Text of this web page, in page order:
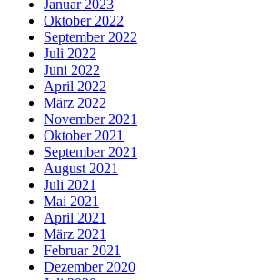
Januar 2023
Oktober 2022
September 2022
Juli 2022
Juni 2022
April 2022
März 2022
November 2021
Oktober 2021
September 2021
August 2021
Juli 2021
Mai 2021
April 2021
März 2021
Februar 2021
Dezember 2020